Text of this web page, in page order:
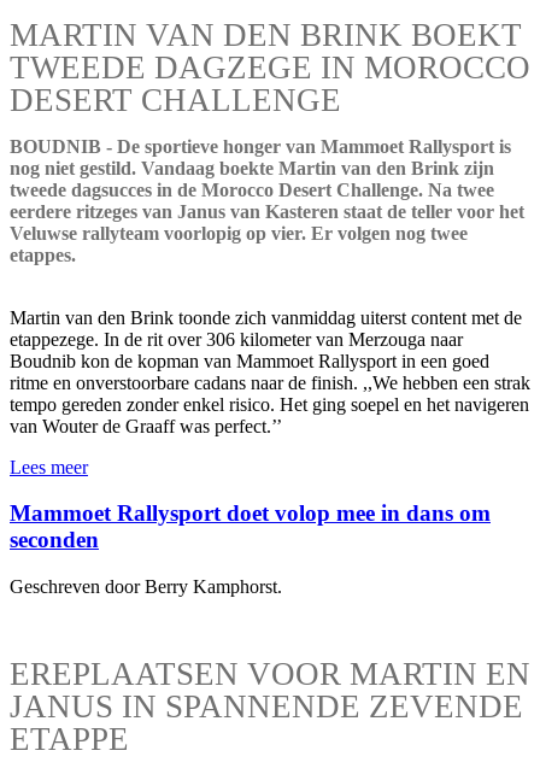
MARTIN VAN DEN BRINK BOEKT
TWEEDE DAGZEGE IN MOROCCO
DESERT CHALLENGE
BOUDNIB - De sportieve honger van Mammoet Rallysport is
nog niet gestild. Vandaag boekte Martin van den Brink zijn
tweede dagsucces in de Morocco Desert Challenge. Na twee
eerdere ritzeges van Janus van Kasteren staat de teller voor het
Veluwse rallyteam voorlopig op vier. Er volgen nog twee
etappes.
Martin van den Brink toonde zich vanmiddag uiterst content met de
etappezege. In de rit over 306 kilometer van Merzouga naar
Boudnib kon de kopman van Mammoet Rallysport in een goed
ritme en onverstoorbare cadans naar de finish. ,,We hebben een strak
tempo gereden zonder enkel risico. Het ging soepel en het navigeren
van Wouter de Graaff was perfect.’’
Lees meer
Mammoet Rallysport doet volop mee in dans om
seconden
Geschreven door Berry Kamphorst.
EREPLAATSEN VOOR MARTIN EN
JANUS IN SPANNENDE ZEVENDE
ETAPPE